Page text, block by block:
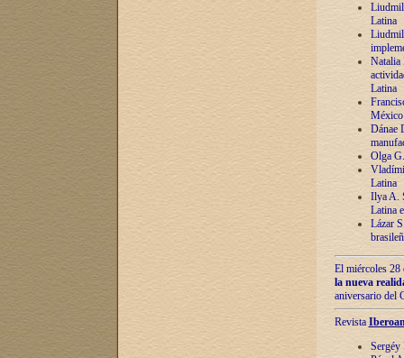
Latina
Natalia
Latina
México
Dánae
Olga
Latina
Ilya A.
Latina
Lázar
El miércoles 28
la nueva
aniversario del
Revista
Sergéy